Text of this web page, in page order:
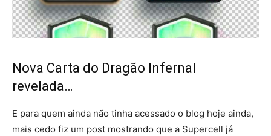
Nova Carta do Dragão Infernal
revelada…
E para quem ainda não tinha acessado o blog hoje ainda,
mais cedo fiz um post mostrando que a Supercell já